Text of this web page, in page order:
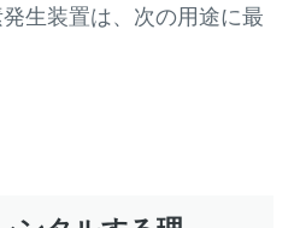
生装置は、次の用途に最